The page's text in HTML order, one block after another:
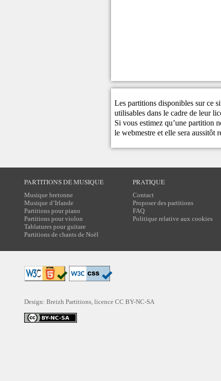
Les partitions disponibles sur ce
utilisables dans le cadre de leur
Si vous estimez qu’une partition
lewebmestre et elle sera aussitôt
PARTITIONS DE MUSIQUE
Musique bretonne
Musique d’Irlande
Partitions pour piano
Partitions pour violon
Tablatures pour guitare
Partitions de chants de Noël
PRATIQUE
Contact
Proposer des partitions
FAQ
Politique relative aux cookies
Design: Breizh Partitions, licence CC BY-NC-SA